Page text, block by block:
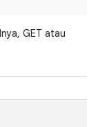
GET atau